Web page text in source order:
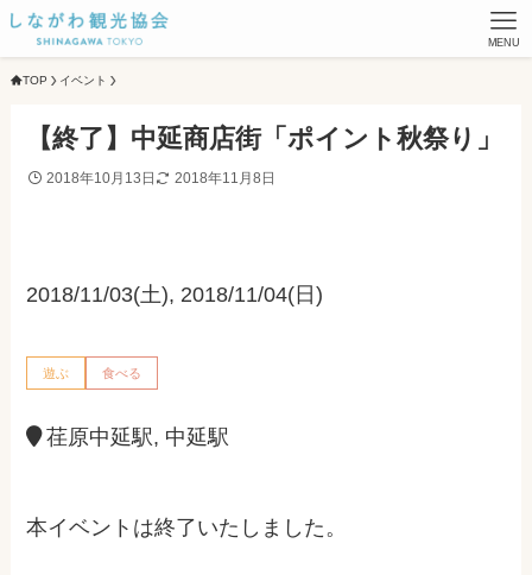
MENU
TOP イベント
【終了】中延商店街「ポイント秋祭り」
2018年10月13日 2018年11月8日
2018/11/03(土), 2018/11/04(日)
遊ぶ 食べる
荏原中延駅, 中延駅
本イベントは終了いたしました。